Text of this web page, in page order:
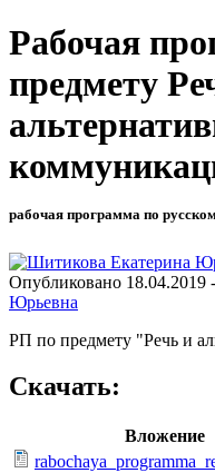
Рабочая
предмету
рабочая программа по
Опубликовано 18.04.2019
Юрьевна
РП по предмету "Речь и
Скачать:
Вложение